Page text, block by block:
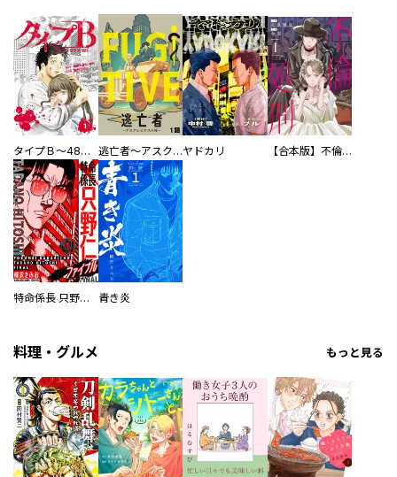
タイプＢ～48時間後、致死率100％～【単話】 逃亡者～アスクレピオスの杖～ヤドカリ 【合本版】不倫処刑
特命係長 只野仁ファイナル 愛蔵版 青き炎
料理・グルメ もっと見る